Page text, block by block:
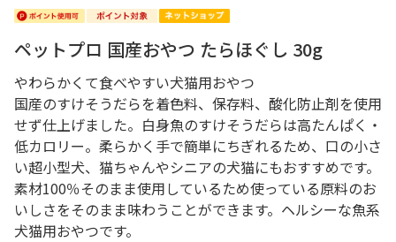
ペットプロ 国産おやつ たらほぐし 30g
やわらかくて食べやすい犬猫用おやつ
国産のすけそうだらを着色料、保存料、酸化防止剤を使用
せず仕上げました。白身魚のすけそうだらは高たんぱく・
低カロリー。柔らかく手で簡単にちぎれるため、口の小さ
い超小型犬、猫ちゃんやシニアの犬猫にもおすすめです。
素材100％そのまま使用しているため使っている原料のお
いしさをそのまま味わうことができます。ヘルシーな魚系
犬猫用おやつです。